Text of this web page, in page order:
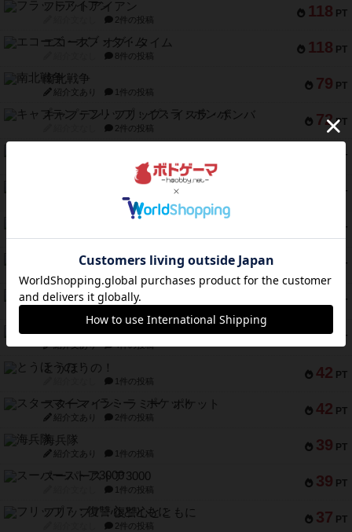
118 PT
フラットアイアン
2件の投稿
118 PT
エコーズ・オブ・タイム
8件の投稿
79 PT
南北戦争
紹介文あり 1件の投稿
72 PT
キャプテン・フリップ：イスラ・ボンバ
2件の投稿
PT
4件の投稿
PT
1件の投稿
PT
紹介文あり 1件の投稿
PT
セミファイナル ～お前はまだ生きている～
PT
ふたつの街の物語
50 PT
クランク! ：冒険者たち（拡張）
紹介文あり 4件の投稿
42 PT
とうほうの！
1件の投稿
42 PT
スターマイン・ラミー ポケット
紹介文あり 2件の投稿
39 PT
海兵隊
紹介文あり 1件の投稿
39 PT
スーパーストア3000
1件の投稿
37 PT
フリップ７：復讐心とともに
2件の投稿